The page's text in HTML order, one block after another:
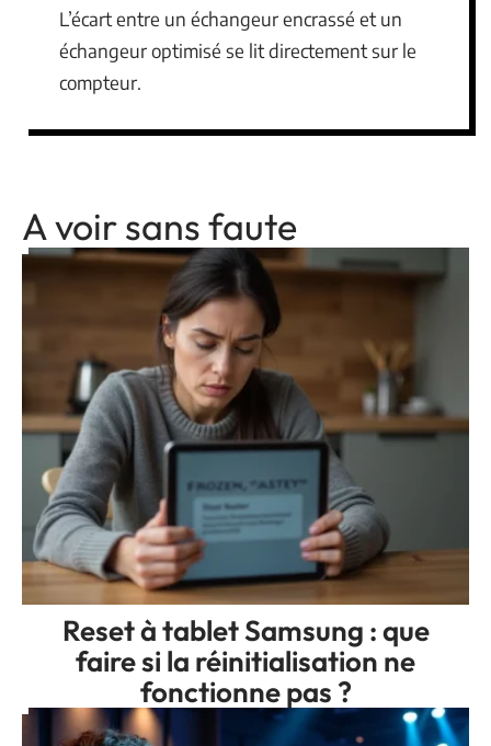
L’écart entre un échangeur encrassé et un
échangeur optimisé se lit directement sur le
compteur.
A voir sans faute
Reset à tablet Samsung : que
faire si la réinitialisation ne
fonctionne pas ?